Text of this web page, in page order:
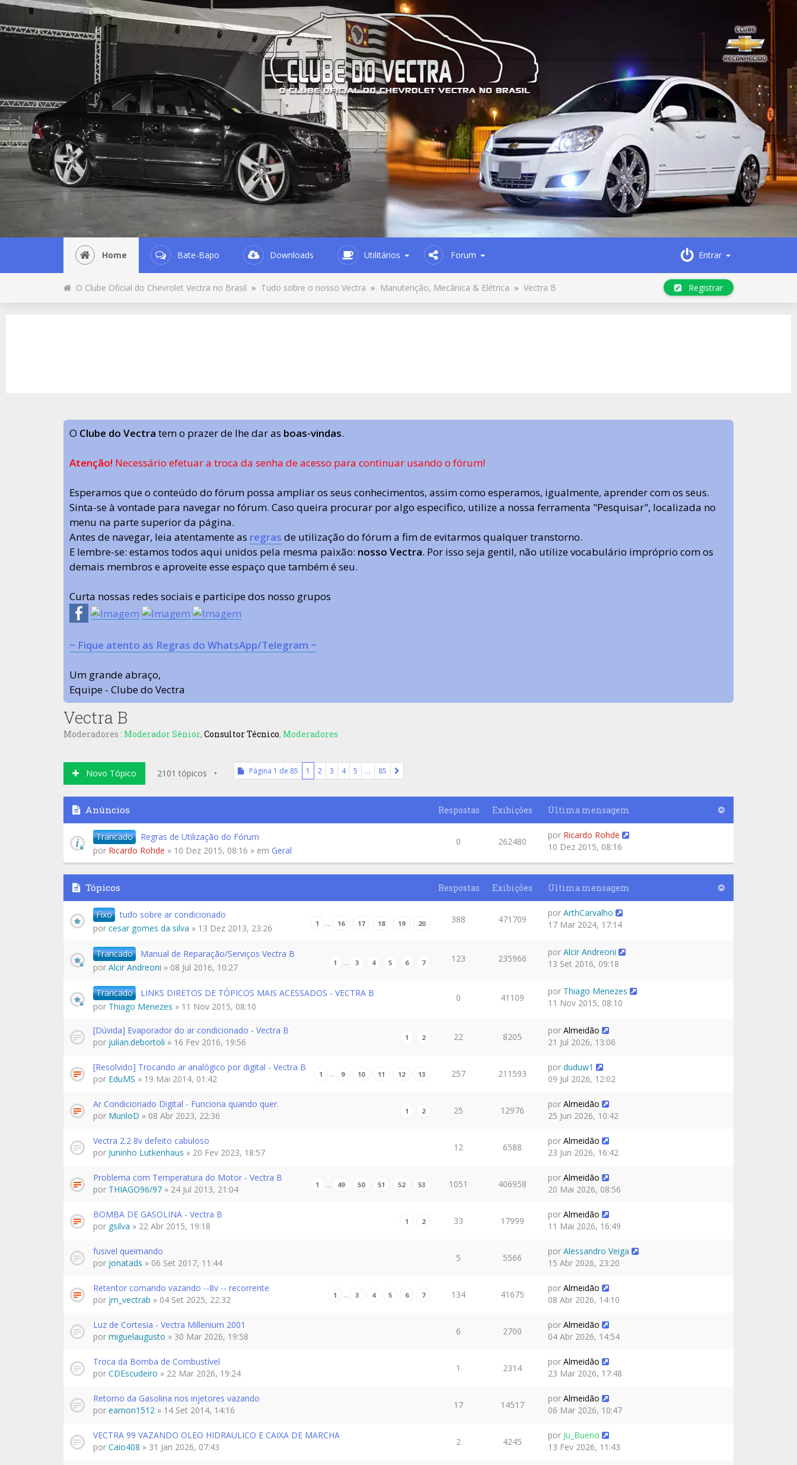
Home Bate-Bapo Downloads Utilitários Forum Entrar
O Clube Oficial do Chevrolet Vectra no Brasil » Tudo sobre o nosso Vectra » Manutenção, Mecânica & Elétrica » Vectra B Registrar
O Clube do Vectra tem o prazer de lhe dar as boas-vindas.
Atenção! Necessário efetuar a troca da senha de acesso para continuar usando o fórum!
Esperamos que o conteúdo do fórum possa ampliar os seus conhecimentos, assim como esperamos, igualmente, aprender com os seus.
Sinta-se à vontade para navegar no fórum. Caso queira procurar por algo especifico, utilize a nossa ferramenta "Pesquisar", localizada no
menu na parte superior da página.
Antes de navegar, leia atentamente as regras de utilização do fórum a fim de evitarmos qualquer transtorno.
E lembre-se: estamos todos aqui unidos pela mesma paixão: nosso Vectra. Por isso seja gentil, não utilize vocabulário impróprio com os
demais membros e aproveite esse espaço que também é seu.
Curta nossas redes sociais e participe dos nosso grupos
~ Fique atento as Regras do WhatsApp/Telegram ~
Um grande abraço,
Equipe - Clube do Vectra
Vectra B
Moderadores : Moderador Sênior, Consultor Técnico, Moderadores
Novo Tópico 2101 tópicos • Página 1 de 85 1 2 3 4 5 … 85
Anúncios Respostas Exibições Última mensagem
Trancado
Regras de Utilização do Fórum
por Ricardo Rohde » 10 Dez 2015, 08:16 » em Geral
0 262480
por Ricardo Rohde
10 Dez 2015, 08:16
Tópicos Respostas Exibições Última mensagem
Fixo tudo sobre ar condicionado
1 … 16 17 18 19 20
por cesar gomes da silva » 13 Dez 2013, 23:26
388 471709
por ArthCarvalho
17 Mar 2024, 17:14
Trancado Manual de Reparação/Serviços Vectra B
1 … 3 4 5 6 7
por Alcir Andreoni » 08 Jul 2016, 10:27
123 235966
por Alcir Andreoni
13 Set 2016, 09:18
Trancado
LINKS DIRETOS DE TÓPICOS MAIS ACESSADOS - VECTRA B
por Thiago Menezes » 11 Nov 2015, 08:10
0 41109
por Thiago Menezes
11 Nov 2015, 08:10
[Dúvida] Evaporador do ar condicionado - Vectra B
1 2
por julian.debortoli » 16 Fev 2016, 19:56 22 8205
por Almeidão
21 Jul 2026, 13:06
[Resolvido] Trocando ar analógico por digital - Vectra B
1 … 9 10 11 12 13
por EduMS » 19 Mai 2014, 01:42 257 211593
por duduw1
09 Jul 2026, 12:02
Ar Condicionado Digital - Funciona quando quer.
1 2
por MuriloD » 08 Abr 2023, 22:36 25 12976
por Almeidão
25 Jun 2026, 10:42
Vectra 2.2 8v defeito cabuloso
por Juninho Lutkenhaus » 20 Fev 2023, 18:57 12 6588
por Almeidão
23 Jun 2026, 16:42
Problema com Temperatura do Motor - Vectra B
1 … 49 50 51 52 53
por THIAGO96/97 » 24 Jul 2013, 21:04 1051 406958
por Almeidão
20 Mai 2026, 08:56
BOMBA DE GASOLINA - Vectra B
1 2
por gsilva » 22 Abr 2015, 19:18 33 17999
por Almeidão
11 Mai 2026, 16:49
fusivel queimando
por jonatads » 06 Set 2017, 11:44 5 5566
por Alessandro Veiga
15 Abr 2026, 23:20
Retentor comando vazando --8v -- recorrente
1 … 3 4 5 6 7
por jm_vectrab » 04 Set 2025, 22:32 134 41675
por Almeidão
08 Abr 2026, 14:10
Luz de Cortesia - Vectra Millenium 2001
por miguelaugusto » 30 Mar 2026, 19:58 6 2700
por Almeidão
04 Abr 2026, 14:54
Troca da Bomba de Combustível
por CDEscudeiro » 22 Mar 2026, 19:24 1 2314
por Almeidão
23 Mar 2026, 17:48
Retorno da Gasolina nos injetores vazando
por eamon1512 » 14 Set 2014, 14:16 17 14517
por Almeidão
06 Mar 2026, 10:47
VECTRA 99 VAZANDO OLEO HIDRAULICO E CAIXA DE MARCHA
por Caio408 » 31 Jan 2026, 07:43 2 4245
por Ju_Bueno
13 Fev 2026, 11:43